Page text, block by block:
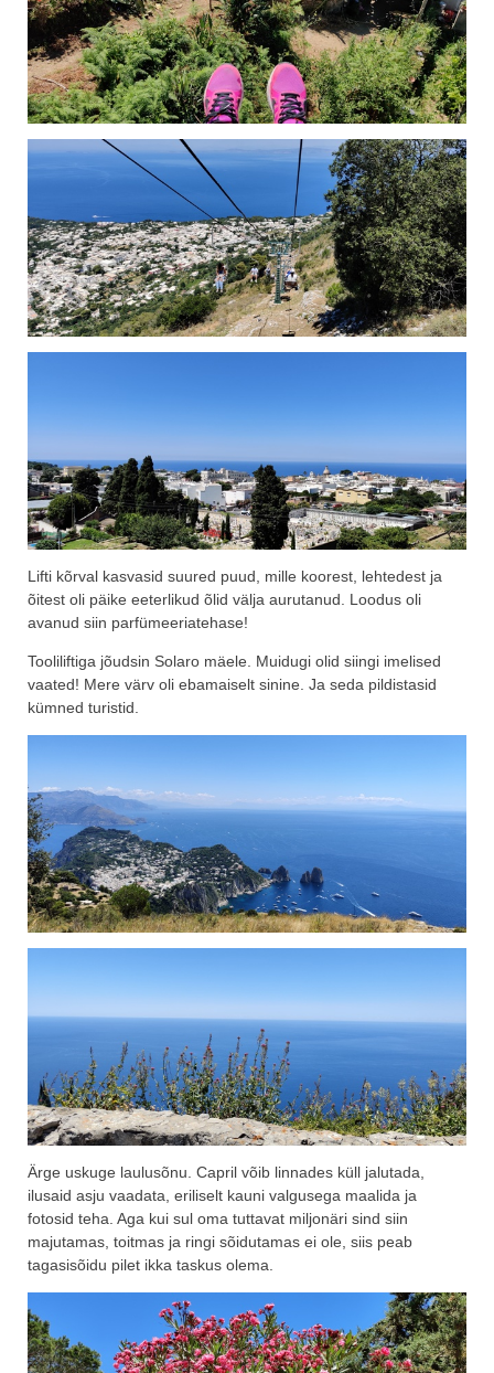
Lifti kõrval kasvasid suured puud, mille koorest, lehtedest ja
õitest oli päike eeterlikud õlid välja aurutanud. Loodus oli
avanud siin parfümeeriatehase!
Tooliliftiga jõudsin Solaro mäele. Muidugi olid siingi imelised
vaated! Mere värv oli ebamaiselt sinine. Ja seda pildistasid
kümned turistid.
Ärge uskuge laulusõnu. Capril võib linnades küll jalutada,
ilusaid asju vaadata, eriliselt kauni valgusega maalida ja
fotosid teha. Aga kui sul oma tuttavat miljonäri sind siin
majutamas, toitmas ja ringi sõidutamas ei ole, siis peab
tagasisõidu pilet ikka taskus olema.